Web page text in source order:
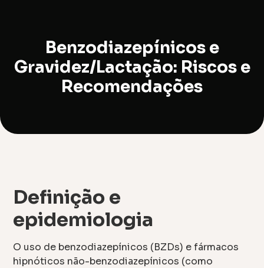
Benzodiazepínicos e
Gravidez/Lactação: Riscos e
Recomendações
Definição e
epidemiologia
O uso de benzodiazepínicos (BZDs) e fármacos
hipnóticos não-benzodiazepínicos (como